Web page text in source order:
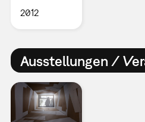
2012
Ausstellungen /